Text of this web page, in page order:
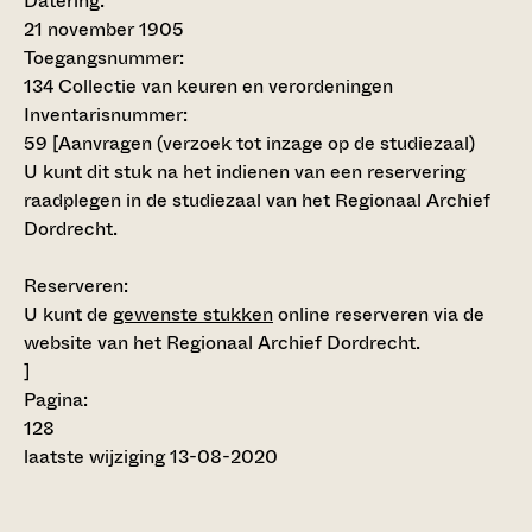
21 november 1905
Toegangsnummer:
134 Collectie van keuren en verordeningen
Inventarisnummer:
59 [Aanvragen (verzoek tot inzage op de studiezaal)
U kunt dit stuk na het indienen van een reservering
raadplegen in de studiezaal van het Regionaal Archief
Dordrecht.
Reserveren:
U kunt de gewenste stukkenonline reserveren via de
website van het Regionaal Archief Dordrecht.
]
Pagina:
128
laatste wijziging 13-08-2020